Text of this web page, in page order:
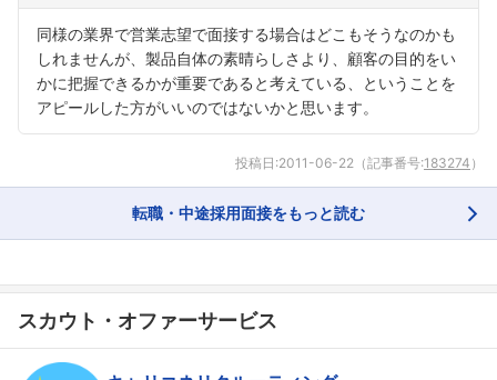
同様の業界で営業志望で面接する場合はどこもそうなのかも
しれませんが、製品自体の素晴らしさより、顧客の目的をい
かに把握できるかが重要であると考えている、ということを
アピールした方がいいのではないかと思います。
投稿日:2011-06-22 （記事番号:183274 ）
転職・中途採用面接をもっと読む
スカウト・オファーサービス